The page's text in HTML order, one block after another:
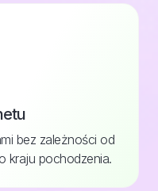
bez zależności od
kraju pochodzenia.